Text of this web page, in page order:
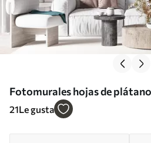
Fotomurales hojas de
21Le gusta